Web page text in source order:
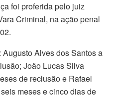
foi proferida pelo juiz
Criminal, na ação penal
Alves dos Santos a
João Lucas Silva
de reclusão e Rafael
meses e cinco dias de